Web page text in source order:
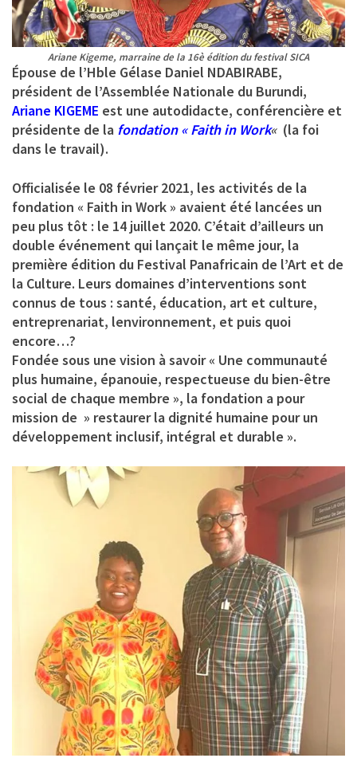
Ariane Kigeme, marraine de la 16è édition du festival SICA
Épouse de l’Hble Gélase Daniel NDABIRABE,
président de l’Assemblée Nationale du Burundi,
Ariane KIGEME est une autodidacte, conférencière et
présidente de la fondation « Faith in Work« (la foi
dans le travail).
Officialisée le 08 février 2021, les activités de la
fondation « Faith in Work » avaient été lancées un
peu plus tôt : le 14 juillet 2020. C’était d’ailleurs un
double événement qui lançait le même jour, la
première édition du Festival Panafricain de l’Art et de
la Culture. Leurs domaines d’interventions sont
connus de tous : santé, éducation, art et culture,
entreprenariat, lenvironnement, et puis quoi
encore…?
Fondée sous une vision à savoir « Une communauté
plus humaine, épanouie, respectueuse du bien-être
social de chaque membre », la fondation a pour
mission de » restaurer la dignité humaine pour un
développement inclusif, intégral et durable ».